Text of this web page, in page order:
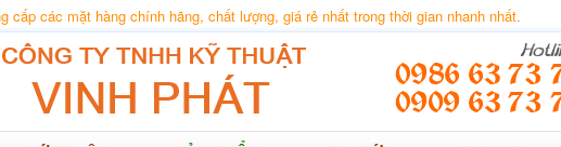
cấp các mặt hàng chính hãng, chất lượng, giá rẻ nhất trong thời gian nhanh nhất.